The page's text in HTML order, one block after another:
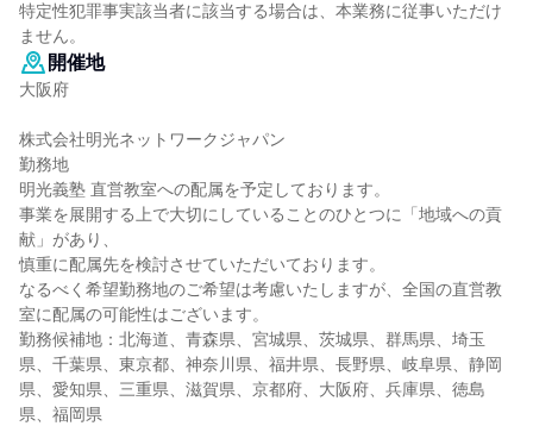
特定性犯罪事実該当者に該当する場合は、本業務に従事いただけ
ません。
開催地
大阪府
株式会社明光ネットワークジャパン
勤務地
明光義塾 直営教室への配属を予定しております。
事業を展開する上で大切にしていることのひとつに「地域への貢
献」があり、
慎重に配属先を検討させていただいております。
なるべく希望勤務地のご希望は考慮いたしますが、全国の直営教
室に配属の可能性はございます。
勤務候補地：北海道、青森県、宮城県、茨城県、群馬県、埼玉
県、千葉県、東京都、神奈川県、福井県、長野県、岐阜県、静岡
県、愛知県、三重県、滋賀県、京都府、大阪府、兵庫県、徳島
県、福岡県